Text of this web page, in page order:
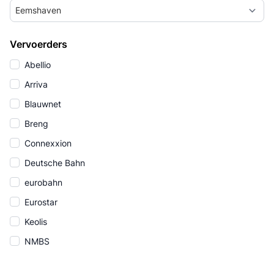
Eemshaven
Vervoerders
Abellio
Arriva
Blauwnet
Breng
Connexxion
Deutsche Bahn
eurobahn
Eurostar
Keolis
NMBS